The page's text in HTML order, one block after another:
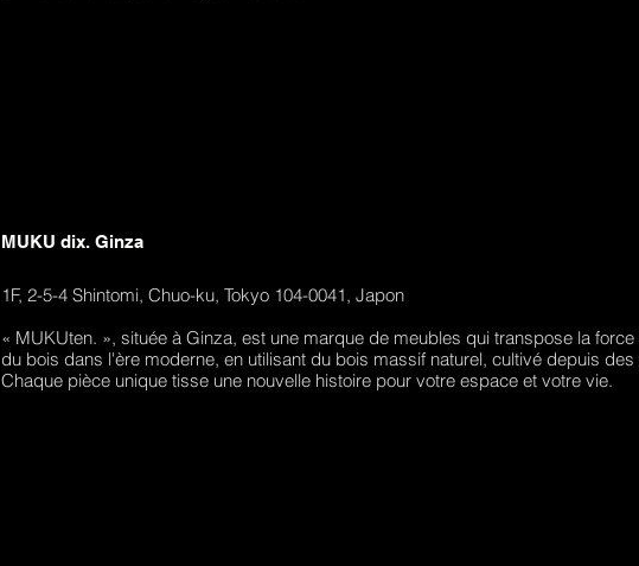
MUKU dix. Ginza
1F, 2-5-4 Shintomi, Chuo-ku, Tokyo 104-0041, Japon
« MUKUten. », située à Ginza, est une marque de meubles qui transpose la force
du bois dans l'ère moderne, en utilisant du bois massif naturel, cultivé depuis des
Chaque pièce unique tisse une nouvelle histoire pour votre espace et votre vie.